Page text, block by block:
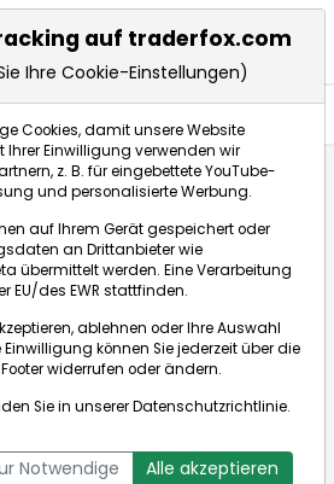
Bid:0,000€Ask:0,000€
auf traderfox.com
Ihre Cookie-Einstellungen)
Cookies, damit unsere Website
Ihrer Einwilligung verwenden wir
z. B. für eingebettete YouTube-
und personalisierte Werbung.
auf Ihrem Gerät gespeichert oder
an Drittanbieter wie
übermittelt werden. Eine Verarbeitung
des EWR stattfinden.
ablehnen oder Ihre Auswahl
können Sie jederzeit über die
widerrufen oder ändern.
Sie in unsererDatenschutzrichtlinie.
Notwendige Alle akzeptieren